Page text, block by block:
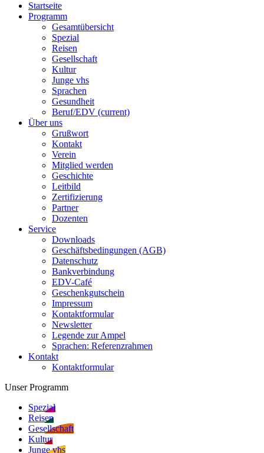
Startseite
Programm
Gesamtübersicht
Spezial
Reisen
Gesellschaft
Kultur
Junge vhs
Sprachen
Gesundheit
Beruf/EDV (current)
Über uns
Grußwort
Kontakt
Verein
Mitglied werden
Geschichte
Leitbild
Zertifizierung
Partner
Dozenten
Service
Downloads
Geschäftsbedingungen (AGB)
Datenschutz
Bankverbindung
EDV-Café
Geschenkgutschein
Impressum
Kontaktformular
Newsletter
Legende zur Ampel
Sprachen: Referenzrahmen
Kontakt
Kontaktformular
Unser Programm
Spezial
Reisen
Gesellschaft
Kultur
Junge vhs